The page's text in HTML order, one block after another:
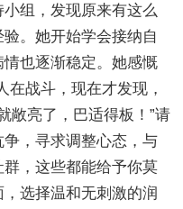
组，发现原来有这么
。她开始学会接纳自
也逐渐稳定。她感慨
在战斗，现在才发现，
敞亮了，巴适得板！”请
，寻求调整心态，与
，这些都能给予你莫
选择温和无刺激的润